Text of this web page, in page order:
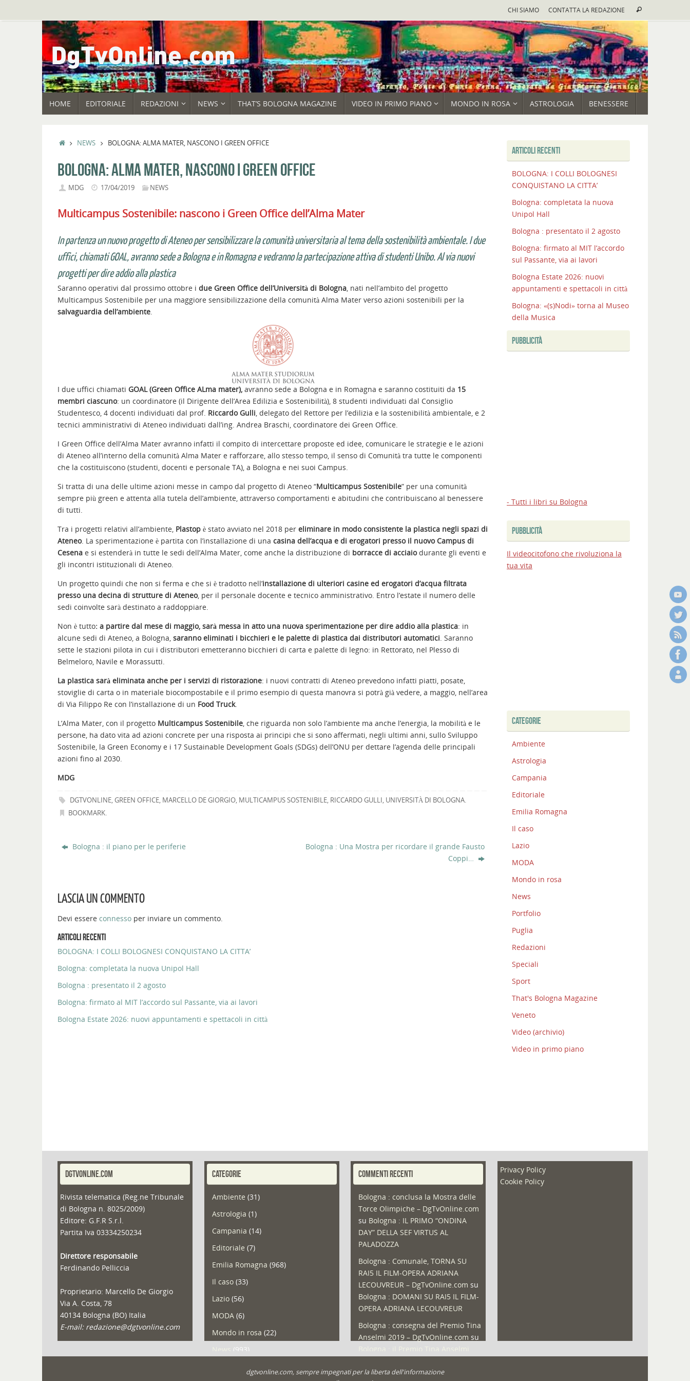
CHI SIAMO CONTATTA LA REDAZIONE Cerca
HOME EDITORIALE REDAZIONI NEWS THAT’S BOLOGNA MAGAZINE VIDEO IN PRIMO PIANO MONDO IN ROSA ASTROLOGIA BENESSERE
HOMENEWS BOLOGNA: ALMA MATER, NASCONO I GREEN OFFICE
BOLOGNA: ALMA MATER, NASCONO I GREEN OFFICE
MDG 17/04/2019 NEWS
Multicampus Sostenibile: nascono i Green Office dell’Alma Mater
In partenza un nuovo progetto di Ateneo per sensibilizzare la comunità universitaria al tema della sostenibilità ambientale. I due
uffici, chiamati GOAL, avranno sede a Bologna e in Romagna e vedranno la partecipazione attiva di studenti Unibo. Al via nuovi
progetti per dire addio alla plastica
Saranno operativi dal prossimo ottobre i due Green Office dell’Università di Bologna, nati nell’ambito del progetto
Multicampus Sostenibile per una maggiore sensibilizzazione della comunità Alma Mater verso azioni sostenibili per la
salvaguardia dell’ambiente.
I due uffici chiamati GOAL (Green Office ALma mater), avranno sede a Bologna e in Romagna e saranno costituiti da 15
membri ciascuno: un coordinatore (il Dirigente dell’Area Edilizia e Sostenibilità), 8 studenti individuati dal Consiglio
Studentesco, 4 docenti individuati dal prof. Riccardo Gulli, delegato del Rettore per l’edilizia e la sostenibilità ambientale, e 2
tecnici amministrativi di Ateneo individuati dall’ing. Andrea Braschi, coordinatore dei Green Office.
I Green Office dell’Alma Mater avranno infatti il compito di intercettare proposte ed idee, comunicare le strategie e le azioni
di Ateneo all’interno della comunità Alma Mater e rafforzare, allo stesso tempo, il senso di Comunità tra tutte le componenti
che la costituiscono (studenti, docenti e personale TA), a Bologna e nei suoi Campus.
Si tratta di una delle ultime azioni messe in campo dal progetto di Ateneo “Multicampus Sostenibile” per una comunità
sempre più green e attenta alla tutela dell’ambiente, attraverso comportamenti e abitudini che contribuiscano al benessere
di tutti.
Tra i progetti relativi all’ambiente, Plastop è stato avviato nel 2018 per eliminare in modo consistente la plastica negli spazi di
Ateneo. La sperimentazione è partita con l’installazione di una casina dell’acqua e di erogatori presso il nuovo Campus di
Cesena e si estenderà in tutte le sedi dell’Alma Mater, come anche la distribuzione di borracce di acciaiodurante gli eventi e
gli incontri istituzionali di Ateneo.
Un progetto quindi che non si ferma e che si è tradotto nell’installazione di ulteriori casine ed erogatori d’acqua filtrata
presso una decina di strutture di Ateneo, per il personale docente e tecnico amministrativo. Entro l’estate il numero delle
sedi coinvolte sarà destinato a raddoppiare.
Non è tutto: a partire dal mese di maggio, sarà messa in atto una nuova sperimentazione per dire addio alla plastica: in
alcune sedi di Ateneo, a Bologna, saranno eliminati i bicchieri e le palette di plastica dai distributori automatici. Saranno
sette le stazioni pilota in cui i distributori emetteranno bicchieri di carta e palette di legno: in Rettorato, nel Plesso di
Belmeloro, Navile e Morassutti.
La plastica sarà eliminata anche per i servizi di ristorazione: i nuovi contratti di Ateneo prevedono infatti piatti, posate,
stoviglie di carta o in materiale biocompostabile e il primo esempio di questa manovra si potrà già vedere, a maggio, nell’area
di Via Filippo Re con l’installazione di un Food Truck.
L’Alma Mater, con il progetto Multicampus Sostenibile, che riguarda non solo l’ambiente ma anche l’energia, la mobilità e le
persone, ha dato vita ad azioni concrete per una risposta ai principi che si sono affermati, negli ultimi anni, sullo Sviluppo
Sostenibile, la Green Economy e i 17 Sustainable Development Goals (SDGs) dell’ONU per dettare l’agenda delle principali
azioni fino al 2030.
MDG
DGTVONLINE,GREEN OFFICE, MARCELLO DE GIORGIO, MULTICAMPUS SOSTENIBILE, RICCARDO GULLI, UNIVERSITÀ DI BOLOGNA.
BOOKMARK.
Bologna : il piano per le periferie
Bologna : Una Mostra per ricordare il grande Fausto
Coppi…
LASCIA UN COMMENTO
Devi essere connesso per inviare un commento.
ARTICOLI RECENTI
BOLOGNA: I COLLI BOLOGNESI CONQUISTANO LA CITTA’
Bologna: completata la nuova Unipol Hall
Bologna : presentato il 2 agosto
Bologna: firmato al MIT l’accordo sul Passante, via ai lavori
Bologna Estate 2026: nuovi appuntamenti e spettacoli in città
ARTICOLI RECENTI
BOLOGNA: I COLLI BOLOGNESI
CONQUISTANO LA CITTA’
Bologna: completata la nuova
Unipol Hall
Bologna : presentato il 2 agosto
Bologna: firmato al MIT l’accordo
sul Passante, via ai lavori
Bologna Estate 2026: nuovi
appuntamenti e spettacoli in città
Bologna: «(s)Nodi» torna al Museo
della Musica
PUBBLICITÀ
- Tutti i libri su Bologna
PUBBLICITÀ
Il videocitofono che rivoluziona la
tua vita
CATEGORIE
Ambiente
Astrologia
Campania
Editoriale
Emilia Romagna
Il caso
Lazio
MODA
Mondo in rosa
News
Portfolio
Puglia
Redazioni
Speciali
Sport
That's Bologna Magazine
Veneto
Video (archivio)
Video in primo piano
DGTVONLINE.COM
Rivista telematica (Reg.ne Tribunale
di Bologna n. 8025/2009)
Editore: G.F.R S.r.l.
Partita Iva 03334250234
Direttore responsabile
Ferdinando Pelliccia
Proprietario: Marcello De Giorgio
Via A. Costa, 78
40134 Bologna (BO) Italia
E-mail: redazione@dgtvonline.com
CATEGORIE
Ambiente (31)
Astrologia (1)
Campania (14)
Editoriale (7)
Emilia Romagna (968)
Il caso(33)
Lazio(56)
MODA(6)
Mondo in rosa (22)
(993)
COMMENTI RECENTI
Bologna : conclusa la Mostra delle
Torce Olimpiche – DgTvOnline.com
su Bologna : IL PRIMO “ONDINA
DAY” DELLA SEF VIRTUS AL
PALADOZZA
Bologna : Comunale, TORNA SU
RAI5 IL FILM-OPERA ADRIANA
LECOUVREUR – DgTvOnline.com su
Bologna : DOMANI SU RAI5 IL FILM-
OPERA ADRIANA LECOUVREUR
Bologna : consegna del Premio Tina
Anselmi 2019 – DgTvOnline.com su
Privacy Policy
Cookie Policy
dgtvonline.com, sempre impegnati per la liberta dell'informazione